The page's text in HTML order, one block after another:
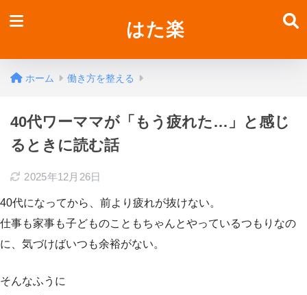
はた楽
ホーム 働き方を整える
40代ワーママが「もう疲れた…」と感じ
るときに読む話
2025年12月26日
40代になってから、前より疲れが抜けない。
仕事も家事も子どものこともちゃんとやっているつもりなの
に、気づけばいつも余裕がない。
そんなふうに